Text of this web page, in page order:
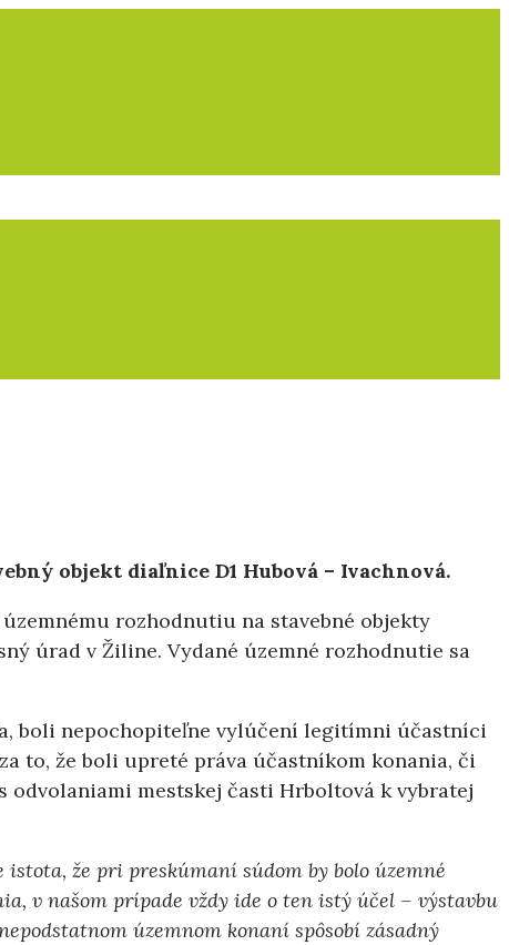
objekt diaľnice D1 Hubová – Ivachnová.
rozhodnutiu na stavebné objekty
úrad v Žiline. Vydané územné rozhodnutie sa
boli nepochopiteľne vylúčení legitímni účastníci
to, že boli upreté práva účastníkom konania, či
mestskej časti Hrboltová k vybratej
istota, že pri preskúmaní súdom by bolo územné
v našom prípade vždy ide o ten istý účel – výstavbu
územnom konaní spôsobí zásadný